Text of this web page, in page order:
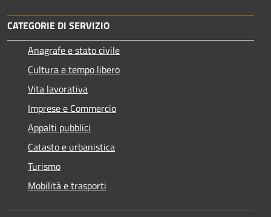
CATEGORIE DI SERVIZIO
Anagrafe e stato civile
Cultura e tempo libero
Vita lavorativa
Imprese e Commercio
Appalti pubblici
Catasto e urbanistica
Turismo
Mobilità e trasporti